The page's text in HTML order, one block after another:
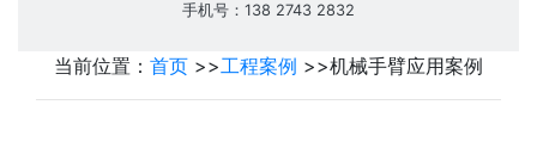
手机号：138 2743 2832
当前位置： 首页 >>工程案例 >>机械手臂应用案例